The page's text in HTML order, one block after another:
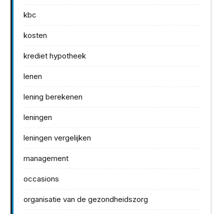
kbc
kosten
krediet hypotheek
lenen
lening berekenen
leningen
leningen vergelijken
management
occasions
organisatie van de gezondheidszorg